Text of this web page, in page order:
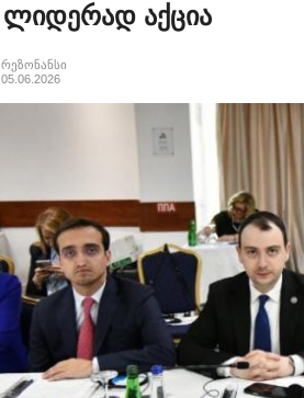
ლიდერად აქცია
რეზონანსი
05.06.2026